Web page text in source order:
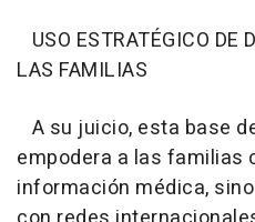
USO ESTRATÉGICO DE
LAS FAMILIAS
A su juicio, esta base
empodera a las familias
información médica,